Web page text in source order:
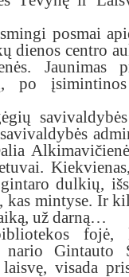
posmai
dienos centro
Jaunimas
po
dulkių,
kas mintyse. Ir
už darną…
fojė,
Gintauto
visada